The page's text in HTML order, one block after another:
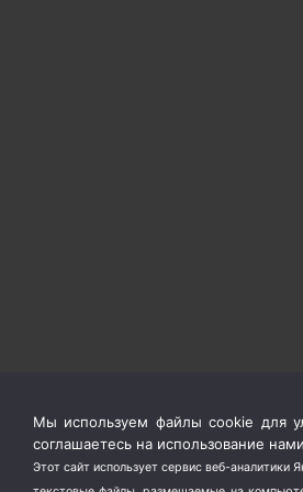
Мы используем файлы cookie для
соглашаетесь на использование
Этот сайт использует сервис веб-